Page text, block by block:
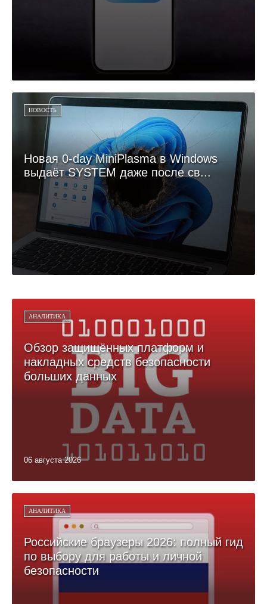
НОВОСТЬ
Новая 0-day MiniPlasma в Windows
выдаёт SYSTEM даже после св...
АНАЛИТИКА
Обзор защищённых платформ и
накладных средств безопасности
больших данных
06 августа 2026
АНАЛИТИКА
Российские браузеры 2026: полный гид
по выбору для работы и личной
безопасности